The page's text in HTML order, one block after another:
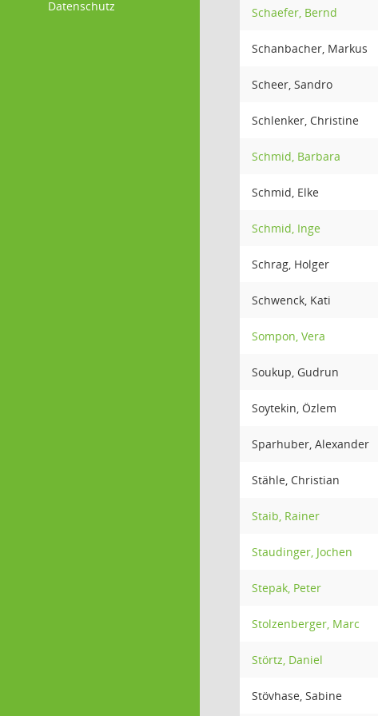
Datenschutz
Schaefer, Bernd
Schanbacher, Markus
Scheer, Sandro
Schlenker, Christine
Schmid, Barbara
Schmid, Elke
Schmid, Inge
Schrag, Holger
Schwenck, Kati
Sompon, Vera
Soukup, Gudrun
Soytekin, Özlem
Sparhuber, Alexander
Stähle, Christian
Staib, Rainer
Staudinger, Jochen
Stepak, Peter
Stolzenberger, Marc
Störtz, Daniel
Stövhase, Sabine